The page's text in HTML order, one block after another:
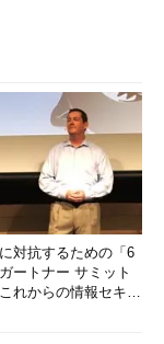
対抗するための「6
ートナー サミット
れからの情報セキュ